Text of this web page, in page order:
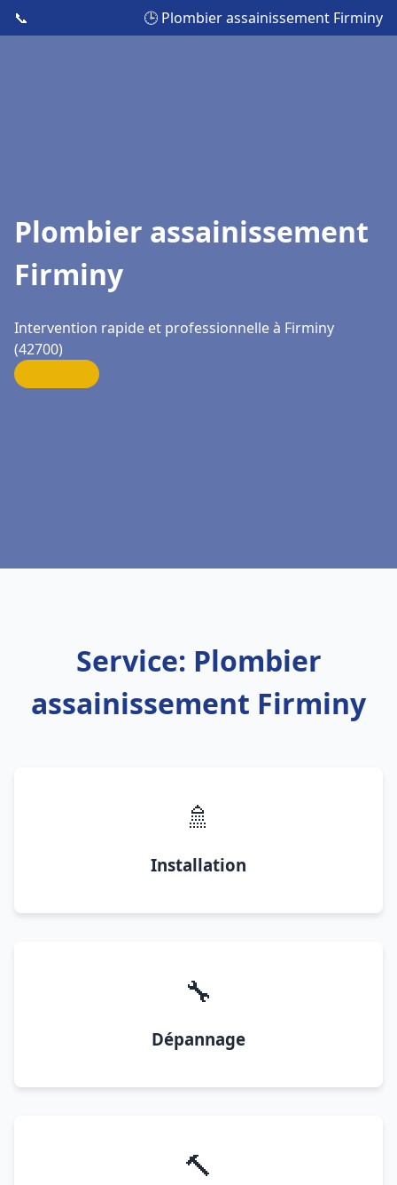
📞 🕒 Plombier assainissement Firminy
Plombier assainissement
Firminy
Intervention rapide et professionnelle à Firminy
(42700)
Service: Plombier
assainissement Firminy
🚿
Installation
🔧
Dépannage
🔨